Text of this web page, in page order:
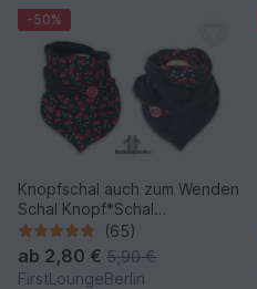
-50%
Knopfschal auch zum Wenden
Schal Knopf*Schal
Wickelschal Sommer Winter
(65)
ab 2,80 € 5,90 €
FirstLoungeBerlin